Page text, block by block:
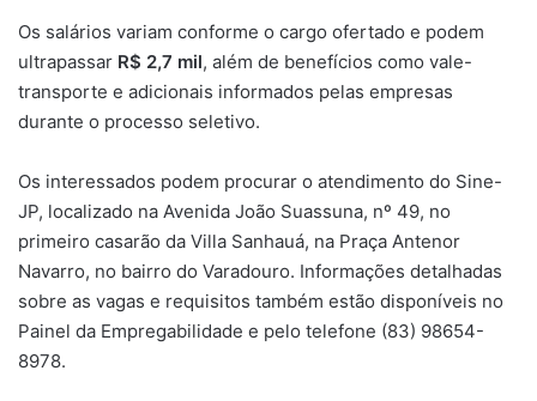
Os salários variam conforme o cargo ofertado e podem
ultrapassar R$ 2,7 mil, além de benefícios como vale-
transporte e adicionais informados pelas empresas
durante o processo seletivo.
Os interessados podem procurar o atendimento do Sine-
JP, localizado na Avenida João Suassuna, nº 49, no
primeiro casarão da Villa Sanhauá, na Praça Antenor
Navarro, no bairro do Varadouro. Informações detalhadas
sobre as vagas e requisitos também estão disponíveis no
Painel da Empregabilidade e pelo telefone (83) 98654-
8978.